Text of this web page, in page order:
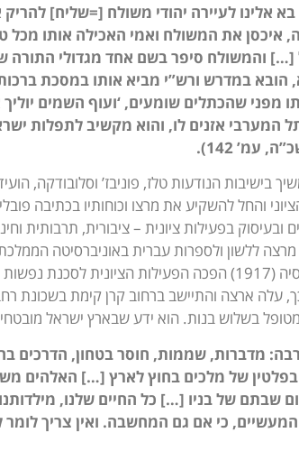
אלינו לעיירה יהודי משולח [=שליח]
איכסן את המשולח ואמי האכילה אותו מכל
[…] והמשולח סיפר בשם אחד מגדולי התורה
הובא במדרש ורש”י מביא אותו במסכת
מפני שהכתלים שומעים, ‘ועוף השמים
המערבי אזנים לו, והוא מקשיב לתפלות
עמ’ 142).
בישיבות הנודעות טלז, פוניבז’ וסלובודקה,
בפעילות ציונית – ציבורית, תרבותית
1921 כבר מונה מרצה ללשון ולספרות עברית
לאחר המהפכה הבולשביקית ברוסיה (1917) הפכה הפעילות
עלה ארצה והתיישב ברחוב קרן קימת בשכונת
בשלוש בנות. הוא ידע שבארץ ישראל
מדברות, שממות, חוסר בטחון, הדרכים
של מלכים בחוץ לארץ […] האלהים
שבתם של בניו […] כל החיים שלנו,